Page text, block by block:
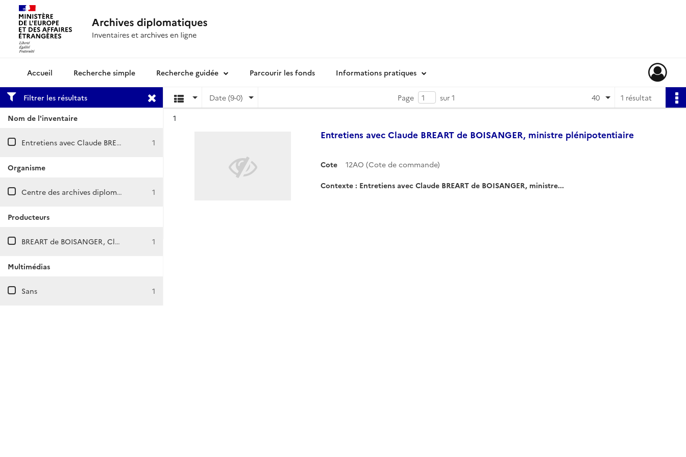
Archives diplomatiquesRecherche simple Recherche guidée Parcourir les fonds Informations pratiques
Filtrer les résultats
Nom de l'inventaire
Entretiens avec Claude BREART de BOISANGER 1
Organisme
Centre des archives diplomatiques de La Courneuve 1
Producteurs
BREART de BOISANGER, Claude 1
Multimédias
Sans 1
Date (9-0) Page sur 1 1 résultat
40
1
Entretiens avec Claude BREART de BOISANGER, ministre plénipotentiaire
Cote 12AO (Cote de commande)
Contexte : Entretiens avec Claude BREART de BOISANGER, ministre...